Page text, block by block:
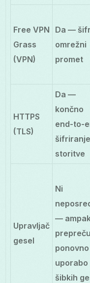
Free VPN
Grass
(VPN)
Da —
omrežni
promet
HTTPS
(TLS)
Da —
končno
end-to-
storitve
Upravljač
gesel
Ni
—
ponovno
uporabo
šibkih